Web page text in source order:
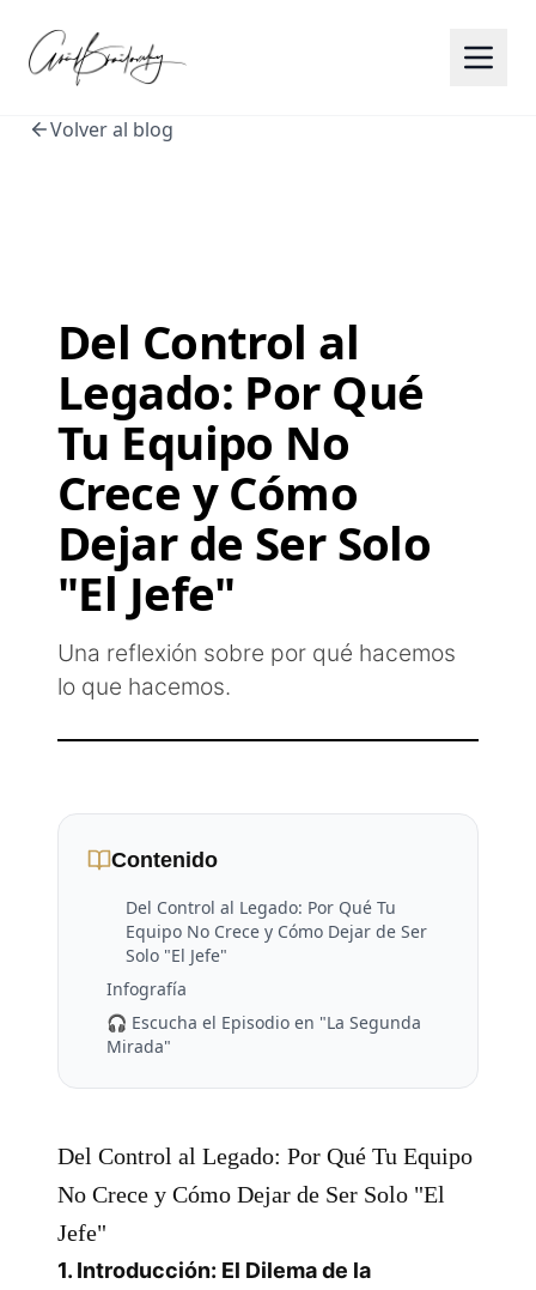
Volver al blog
Del Control al
Legado: Por Qué
Tu Equipo No
Crece y Cómo
Dejar de Ser Solo
"El Jefe"
Una reflexión sobre por qué hacemos
lo que hacemos.
Contenido
Del Control al Legado: Por Qué Tu
Equipo No Crece y Cómo Dejar de Ser
Solo "El Jefe"
Infografía
🎧 Escucha el Episodio en "La Segunda
Mirada"
Del Control al Legado: Por Qué Tu Equipo
No Crece y Cómo Dejar de Ser Solo "El
Jefe"
1. Introducción: El Dilema de la